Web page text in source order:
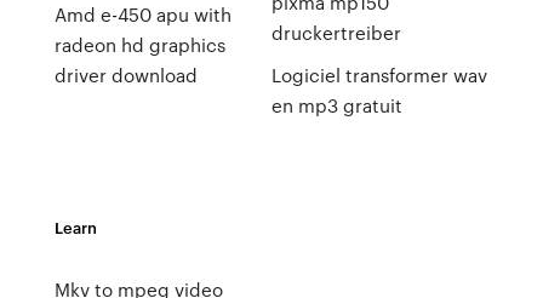
Amd e-450 apu with
radeon hd graphics
driver download
druckertreiber
Logiciel transformer wav
en mp3 gratuit
Learn
Mkv to mpeg video